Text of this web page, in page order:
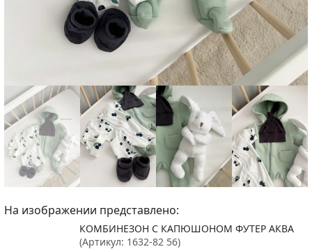
На изображении представлено:
КОМБИНЕЗОН С КАПЮШОНОМ ФУТЕР АКВА
(Артикул: 1632-82 56)